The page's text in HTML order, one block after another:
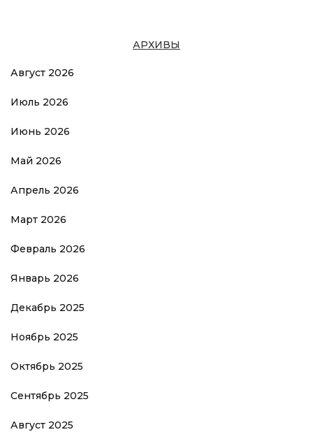
АРХИВЫ
Август 2026
Июль 2026
Июнь 2026
Май 2026
Апрель 2026
Март 2026
Февраль 2026
Январь 2026
Декабрь 2025
Ноябрь 2025
Октябрь 2025
Сентябрь 2025
Август 2025